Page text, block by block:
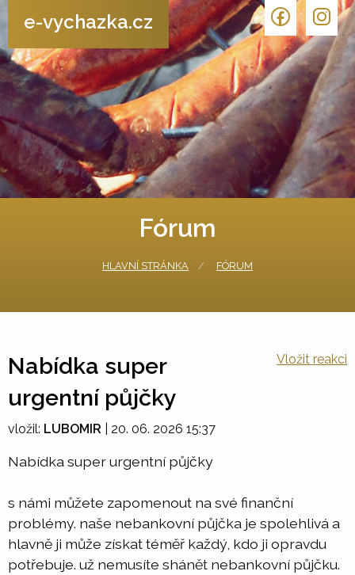
e-vychazka.cz
Fórum
HLAVNÍ STRÁNKA FÓRUM
Nabídka super
urgentní půjčky
Vložit reakci
vložil: LUBOMIR 20. 06. 2026 15:37
Nabídka super urgentní půjčky
s námi můžete zapomenout na své finanční
problémy. naše nebankovní půjčka je spolehlivá a
hlavně ji může získat téměř každý, kdo ji opravdu
potřebuje. už nemusíte shánět nebankovní půjčku.